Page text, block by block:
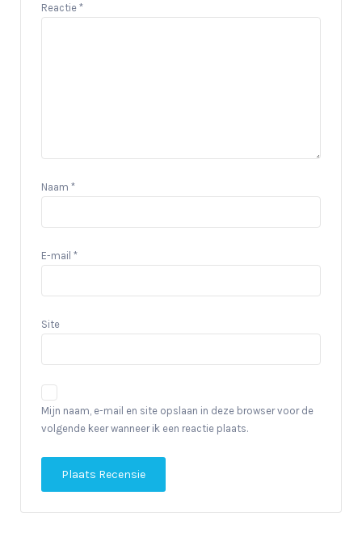
Reactie *
Naam *
E-mail *
Site
Mijn naam, e-mail en site opslaan in deze browser voor de
volgende keer wanneer ik een reactie plaats.